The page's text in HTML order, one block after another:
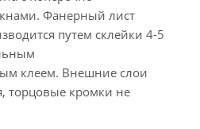
Фанерный лист
путем склейки 4-5
клеем. Внешние слои
торцовые кромки не